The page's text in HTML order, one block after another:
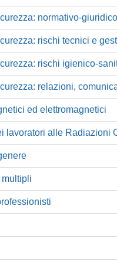
normativo-
rischi tecnici e
rischi igienico-
relazioni,
ed elettromagnetici
lavoratori alle Radiazioni